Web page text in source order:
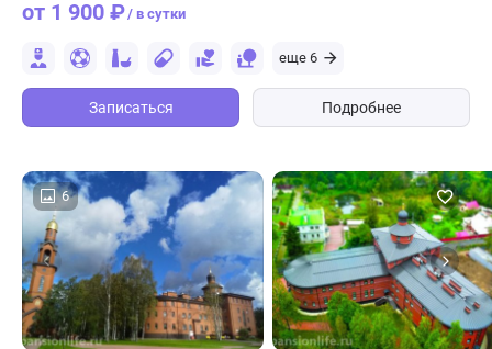
от 1 900 ₽/ в сутки
еще 6
Записаться Подробнее
6